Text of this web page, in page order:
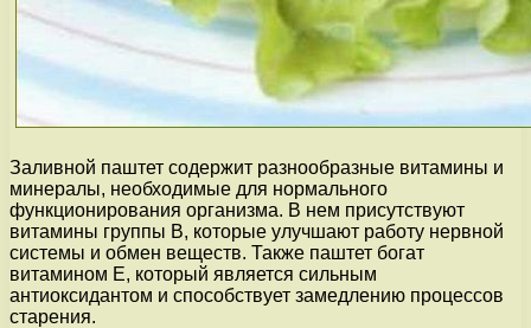
Заливной паштет содержит разнообразные витамины и
минералы, необходимые для нормального
функционирования организма. В нем присутствуют
витамины группы В, которые улучшают работу нервной
системы и обмен веществ. Также паштет богат
витамином Е, который является сильным
антиоксидантом и способствует замедлению процессов
старения.